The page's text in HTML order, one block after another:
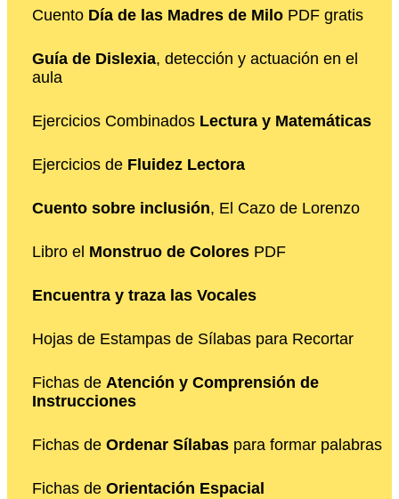
Cuento Día de las Madres de Milo PDF gratis
Guía de Dislexia, detección y actuación en el
aula
Ejercicios Combinados Lectura y Matemáticas
Ejercicios de Fluidez Lectora
Cuento sobre inclusión, El Cazo de Lorenzo
Libro el Monstruo de Colores PDF
Encuentra y traza las Vocales
Hojas de Estampas de Sílabas para Recortar
Fichas de Atención y Comprensión de
Instrucciones
Fichas de Ordenar Sílabas para formar palabras
Fichas de Orientación Espacial